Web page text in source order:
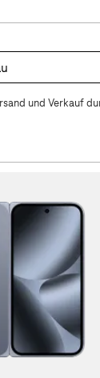
und Verkauf